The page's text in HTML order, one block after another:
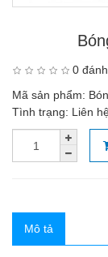
0
Mã sản phẩm:
Tình trạng: Liên
Mô tả